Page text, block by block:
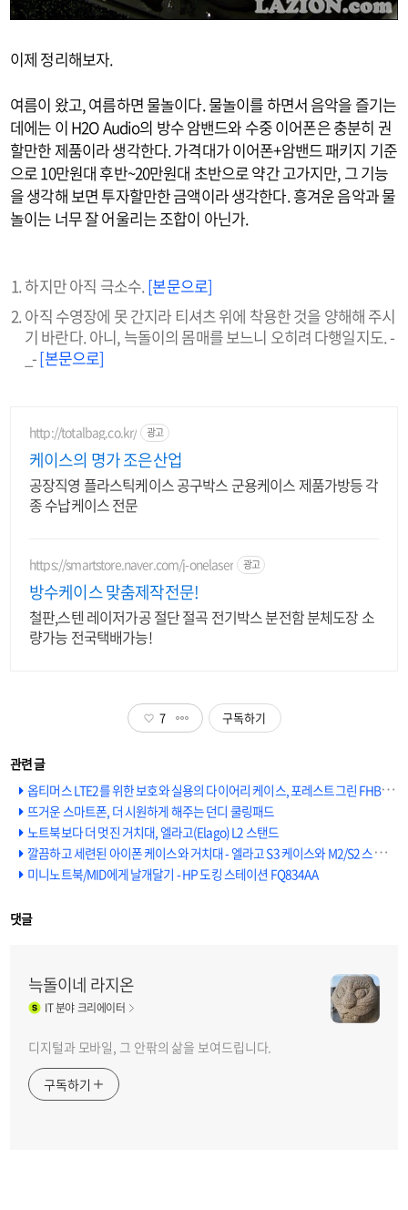
이제 정리해보자.
여름이 왔고, 여름하면 물놀이다. 물놀이를 하면서 음악을 즐기는
데에는 이 H2O Audio의 방수 암밴드와 수중 이어폰은 충분히 권
할만한 제품이라 생각한다. 가격대가 이어폰+암밴드 패키지 기준
으로 10만원대 후반~20만원대 초반으로 약간 고가지만, 그 기능
을 생각해 보면 투자할만한 금액이라 생각한다. 흥겨운 음악과 물
놀이는 너무 잘 어울리는 조합이 아닌가.
하지만 아직 극소수. [본문으로]
아직 수영장에 못 간지라 티셔츠 위에 착용한 것을 양해해 주시
기 바란다. 아니, 늑돌이의 몸매를 보느니 오히려 다행일지도. -
_-[본문으로]
http://totalbag.co.kr/ 광고
케이스의 명가 조은산업
공장직영 플라스틱케이스 공구박스 군용케이스 제품가방등 각
종 수납케이스 전문
https://smartstore.naver.com/j-onelaser 광고
방수케이스 맞춤제작전문!
철판,스텐 레이저가공 절단 절곡 전기박스 분전함 분체도장 소
량가능 전국택배가능!
7 구독하기
옵티머스 LTE2를 위한 보호와 실용의 다이어리 케이스, 포레스트그린 FHBL-104
뜨거운 스마트폰, 더 시원하게 해주는 던디 쿨링패드
노트북보다 더 멋진 거치대, 엘라고(Elago) L2 스탠드
깔끔하고 세련된 아이폰 케이스와 거치대 - 엘라고 S3 케이스와 M2/S2 스탠드
미니노트북/MID에게 날개달기 - HP 도킹 스테이션 FQ834AA
댓글
늑돌이네 라지온
IT분야 크리에이터
디지털과 모바일, 그 안팎의 삶을 보여드립니다.
구독하기